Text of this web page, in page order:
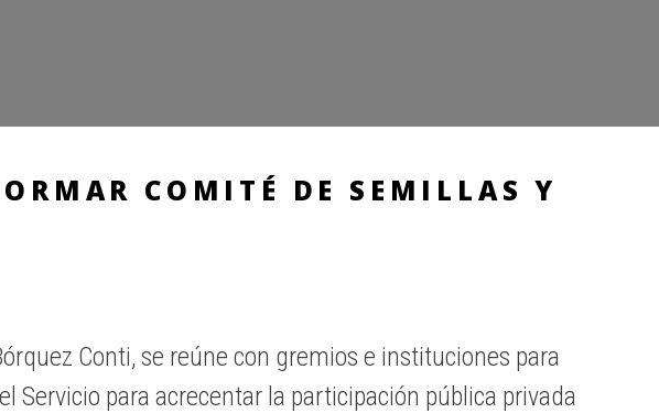
COMITÉ DE SEMILLAS Y
Conti, se reúne con gremios e instituciones para
Servicio para acrecentar la participación pública privada